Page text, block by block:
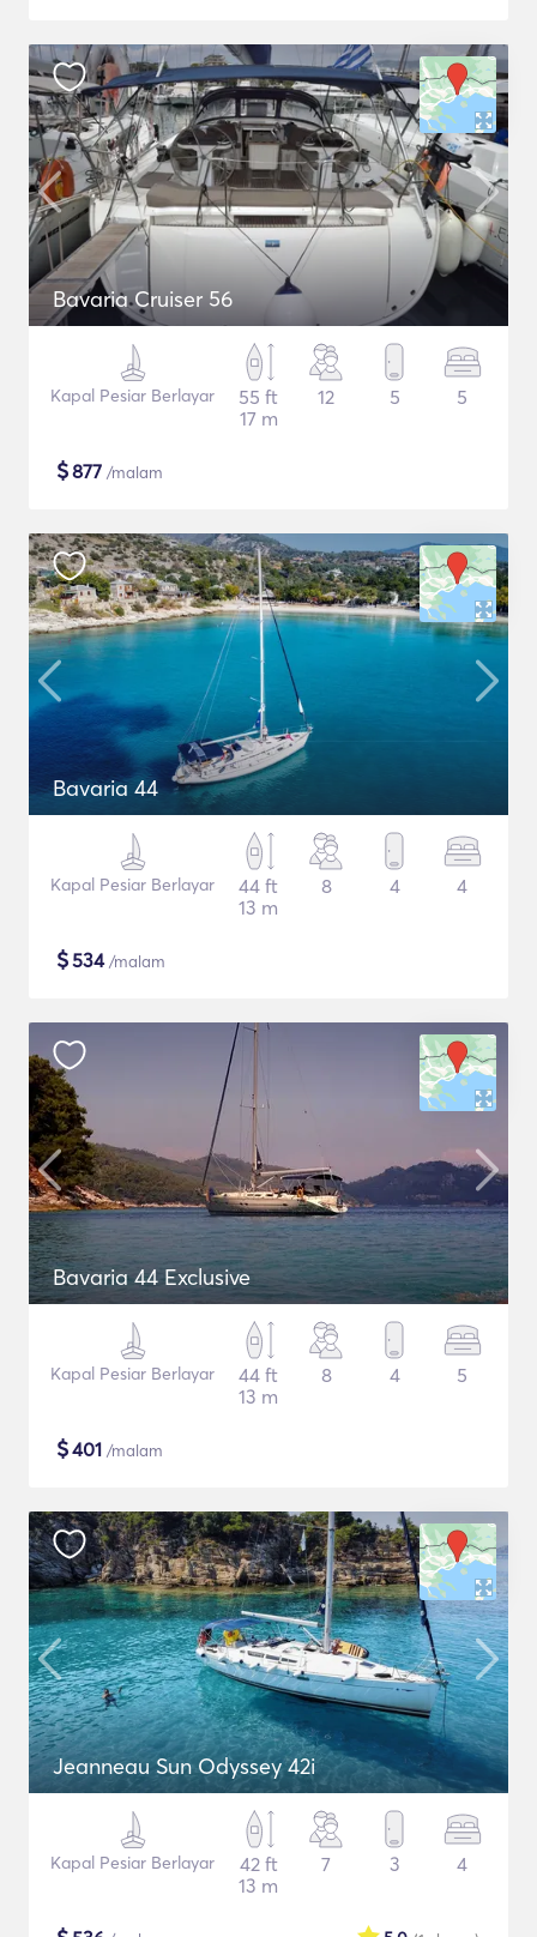
Bavaria Cruiser 56
Kapal Pesiar Berlayar
55 ft
17 m
12 5 5
$877 /malam
Bavaria 44
Kapal Pesiar Berlayar
44 ft
13 m
8 4 4
$534/malam
Bavaria 44 Exclusive
Kapal Pesiar Berlayar
44 ft
13 m
8 4 5
$401 /malam
Jeanneau Sun Odyssey 42i
Kapal Pesiar Berlayar
42 ft
13 m
7 3 4